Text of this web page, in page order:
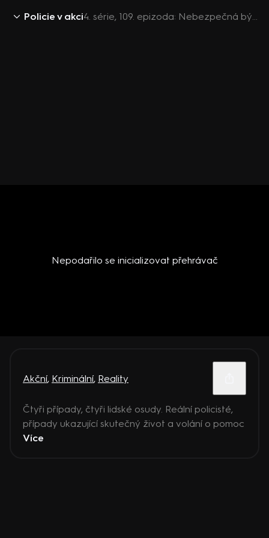
Policie v akci 4. série, 109. epizoda: Nebezpečná bývalka / Sourozenci
Nepodařilo se inicializovat přehrávač
Akční, Kriminální, Reality
Čtyři případy, čtyři lidské osudy. Reální policisté,
případy ukazující skutečný život a volání o pomoc
Více